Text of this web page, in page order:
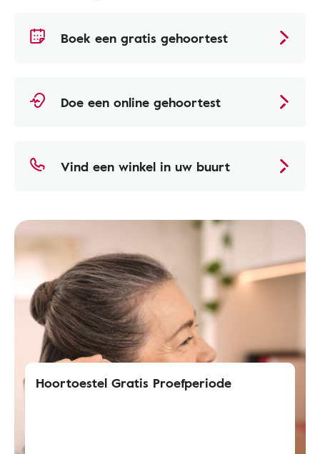
Boek een gratis gehoortest
Doe een online gehoortest
Vind een winkel in uw buurt
Hoortoestel Gratis Proefperiode